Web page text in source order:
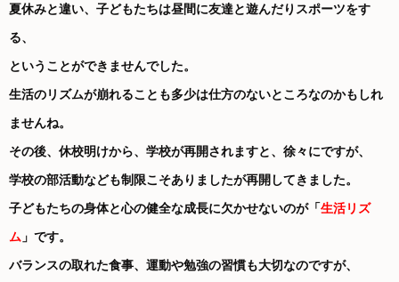
夏休みと違い、子どもたちは昼間に友達と遊んだりスポーツをす
る、
ということができませんでした。
生活のリズムが崩れることも多少は仕方のないところなのかもしれ
ませんね。
その後、休校明けから、学校が再開されますと、徐々にですが、
学校の部活動なども制限こそありましたが再開してきました。
子どもたちの身体と心の健全な成長に欠かせないのが「生活リズ
ム 」です。
バランスの取れた食事、運動や勉強の習慣も大切なのですが、